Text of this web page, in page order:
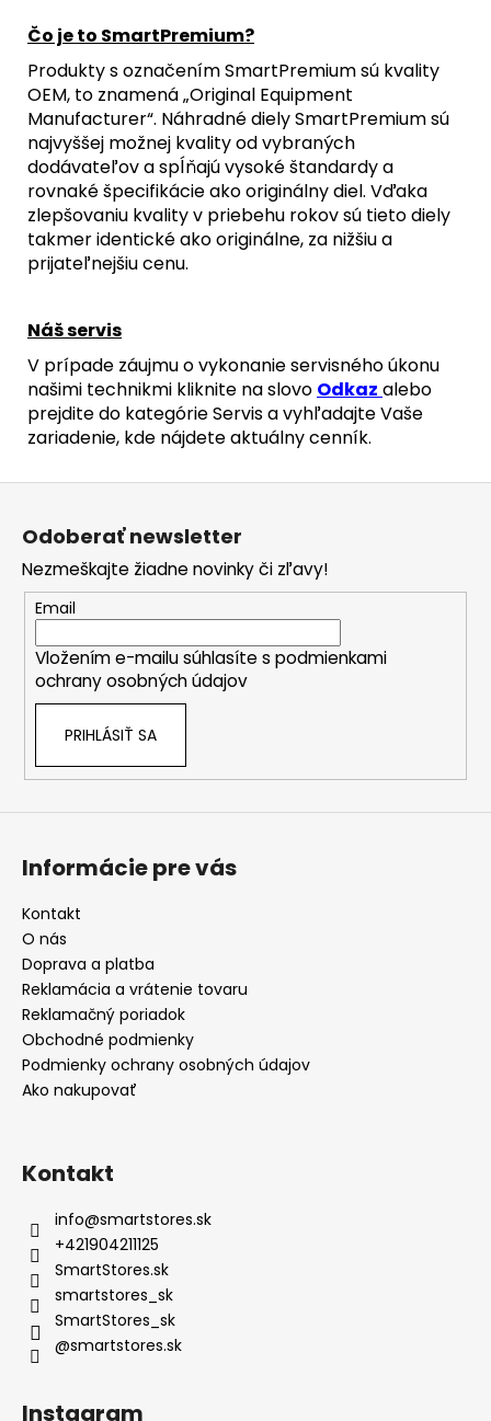
Čo je to SmartPremium?
Produkty s označením SmartPremium sú kvality
OEM, to znamená „Original Equipment
Manufacturer“. Náhradné diely SmartPremium sú
najvyššej možnej kvality od vybraných
dodávateľov a spĺňajú vysoké štandardy a
rovnaké špecifikácie ako originálny diel. Vďaka
zlepšovaniu kvality v priebehu rokov sú tieto diely
takmer identické ako originálne, za nižšiu a
prijateľnejšiu cenu.
Náš servis
V prípade záujmu o vykonanie servisného úkonu
našimi technikmi kliknite na slovo Odkaz alebo
prejdite do kategórie Servis a vyhľadajte Vaše
zariadenie, kde nájdete aktuálny cenník.
Odoberať newsletter
Nezmeškajte žiadne novinky či zľavy!
Email
Vložením e-mailu súhlasíte s podmienkami
ochrany osobných údajov
PRIHLÁSIŤ SA
Informácie pre vás
Kontakt
O nás
Doprava a platba
Reklamácia a vrátenie tovaru
Reklamačný poriadok
Obchodné podmienky
Podmienky ochrany osobných údajov
Ako nakupovať
Kontakt
info@smartstores.sk
+421904211125
SmartStores.sk
smartstores_sk
SmartStores_sk
@smartstores.sk
Instagram